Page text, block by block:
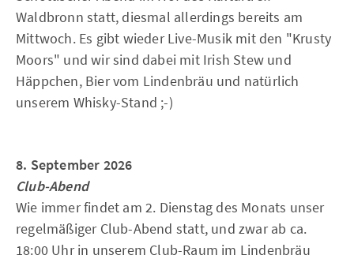
Waldbronn statt, diesmal allerdings bereits am
Mittwoch. Es gibt wieder Live-Musik mit den "Krusty
Moors" und wir sind dabei mit Irish Stew und
Häppchen, Bier vom Lindenbräu und natürlich
unserem Whisky-Stand ;-)
8. September 2026
Club-Abend
Wie immer findet am 2. Dienstag des Monats unser
regelmäßiger Club-Abend statt, und zwar ab ca.
18:00 Uhr in unserem Club-Raum im Lindenbräu